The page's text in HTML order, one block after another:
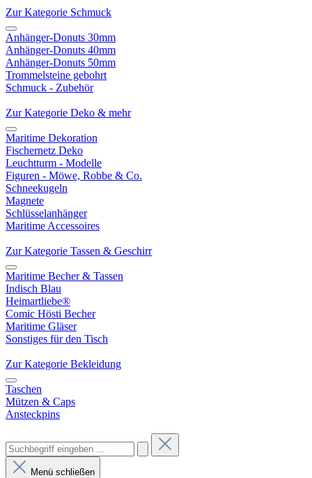
Zur Kategorie Schmuck
Anhänger-Donuts 30mm
Anhänger-Donuts 40mm
Anhänger-Donuts 50mm
Trommelsteine gebohrt
Schmuck - Zubehör
Zur Kategorie Deko & mehr
Maritime Dekoration
Fischernetz Deko
Leuchtturm - Modelle
Figuren - Möwe, Robbe & Co.
Schneekugeln
Magnete
Schlüsselanhänger
Maritime Accessoires
Zur Kategorie Tassen & Geschirr
Maritime Becher & Tassen
Indisch Blau
Heimartliebe®
Comic Hösti Becher
Maritime Gläser
Sonstiges für den Tisch
Zur Kategorie Bekleidung
Taschen
Mützen & Caps
Ansteckpins
Menü schließen